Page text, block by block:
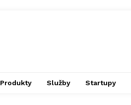
Produkty Služby Startupy